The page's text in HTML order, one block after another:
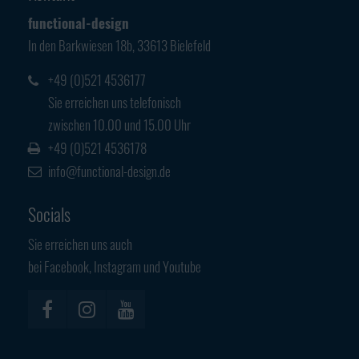
+44 1234 567 890
Drop us a line
info@yourdomain.com
About us
Lorem ipsum dolor sit amet, consectetuer
natoque penatibus et magnis dis parturient montes, nascetur
ridiculus mus. Donec quam felis, ultricies nec.
functional-design
In den Barkwiesen 18b, 33613 Bielefeld
+49 (0)521 4536177
Sie erreichen uns telefonisch
zwischen 10.00 und 15.00 Uhr
+49 (0)521 4536178
info@functional-design.de
Socials
Sie erreichen uns auch
bei Facebook, Instagram und Youtube